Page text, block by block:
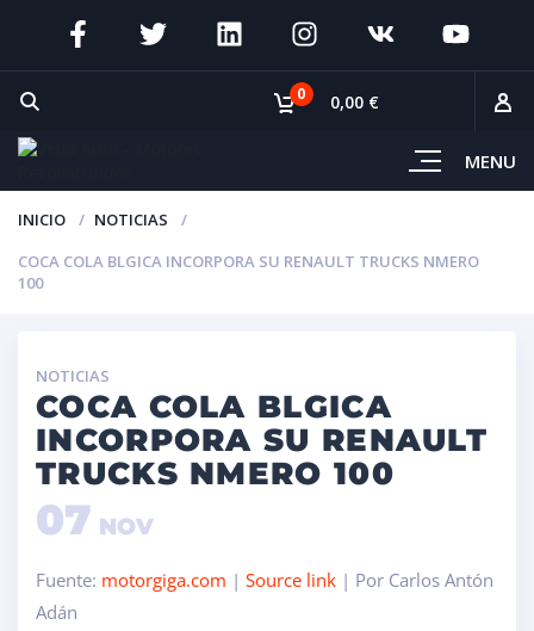
MENU
0 0,00 €
INICIO
NOTICIAS
COCA COLA BLGICA INCORPORA SU RENAULT TRUCKS NMERO
100
NOTICIAS
COCA COLA BLGICA
INCORPORA SU RENAULT
TRUCKS NMERO 100
07 NOV
Fuente: motorgiga.com | Source link | Por Carlos Antón
Adán